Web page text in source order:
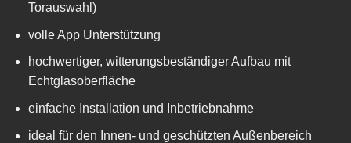
Torauswahl)
volle App Unterstützung
hochwertiger, witterungsbeständiger Aufbau mit
Echtglasoberfläche
einfache Installation und Inbetriebnahme
ideal für den Innen- und geschützten Außenbereich